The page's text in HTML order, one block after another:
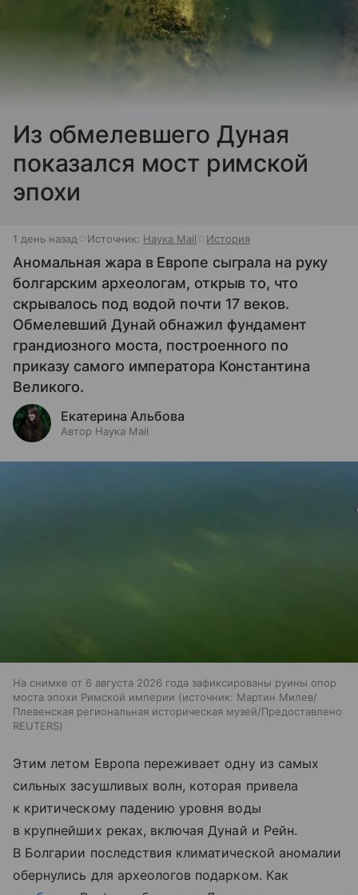
Из обмелевшего Дуная
показался мост римской
эпохи
1 день назад Источник: Наука Mail История
Аномальная жара в Европе сыграла на руку
болгарским археологам, открыв то, что
скрывалось под водой почти 17 веков.
Обмелевший Дунай обнажил фундамент
грандиозного моста, построенного по
приказу самого императора Константина
Великого.
Екатерина Альбова
Автор Наука Mail
На снимке от 6 августа 2026 года зафиксированы руины опор
моста эпохи Римской империи
источник: Мартин Милев/
Плевенская региональная историческая музей/Предоставлено
REUTERS
Этим летом Европа переживает одну из самых
сильных засушливых волн, которая привела
к критическому падению уровня воды
в крупнейших реках, включая Дунай и Рейн.
В Болгарии последствия климатической аномалии
обернулись для археологов подарком. Как